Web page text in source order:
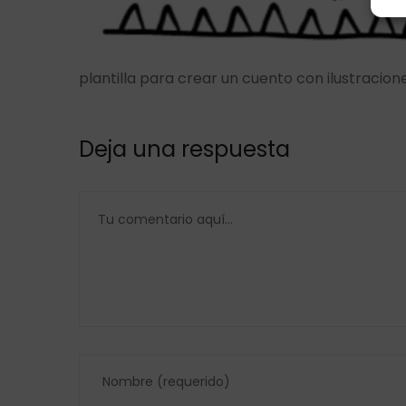
plantilla para crear un cuento con
Deja una respuesta